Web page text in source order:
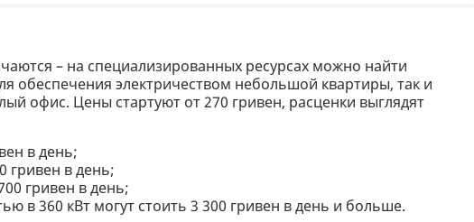
– на специализированных ресурсах можно найти
обеспечения электричеством небольшой квартиры, так и
офис. Цены стартуют от 270 гривен, расценки выглядят
в день;
гривен в день;
гривен в день;
360 кВт могут стоить 3 300 гривен в день и больше.